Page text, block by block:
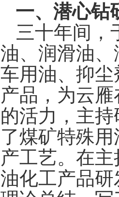
一、潜心钻
三十年间，
油、润滑油
车用油、抑
产品，为云
的活力，主
了煤矿特殊
产工艺。在
油化工产品